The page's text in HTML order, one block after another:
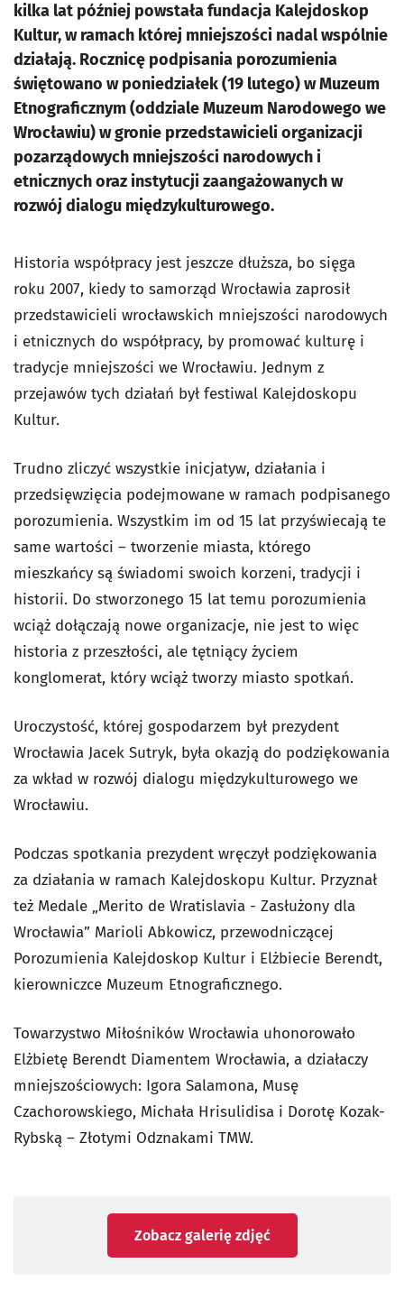
kilka lat później powstała fundacja Kalejdoskop
Kultur, w ramach której mniejszości nadal wspólnie
działają. Rocznicę podpisania porozumienia
świętowano w poniedziałek (19 lutego) w Muzeum
Etnograficznym (oddziale Muzeum Narodowego we
Wrocławiu) w gronie przedstawicieli organizacji
pozarządowych mniejszości narodowych i
etnicznych oraz instytucji zaangażowanych w
rozwój dialogu międzykulturowego.
Historia współpracy jest jeszcze dłuższa, bo sięga
roku 2007, kiedy to samorząd Wrocławia zaprosił
przedstawicieli wrocławskich mniejszości narodowych
i etnicznych do współpracy, by promować kulturę i
tradycje mniejszości we Wrocławiu. Jednym z
przejawów tych działań był festiwal Kalejdoskopu
Kultur.
Trudno zliczyć wszystkie inicjatyw, działania i
przedsięwzięcia podejmowane w ramach podpisanego
porozumienia. Wszystkim im od 15 lat przyświecają te
same wartości – tworzenie miasta, którego
mieszkańcy są świadomi swoich korzeni, tradycji i
historii. Do stworzonego 15 lat temu porozumienia
wciąż dołączają nowe organizacje, nie jest to więc
historia z przeszłości, ale tętniący życiem
konglomerat, który wciąż tworzy miasto spotkań.
Uroczystość, której gospodarzem był prezydent
Wrocławia Jacek Sutryk, była okazją do podziękowania
za wkład w rozwój dialogu międzykulturowego we
Wrocławiu.
Podczas spotkania prezydent wręczył podziękowania
za działania w ramach Kalejdoskopu Kultur. Przyznał
też Medale „Merito de Wratislavia - Zasłużony dla
Wrocławia” Marioli Abkowicz, przewodniczącej
Porozumienia Kalejdoskop Kultur i Elżbiecie Berendt,
kierowniczce Muzeum Etnograficznego.
Towarzystwo Miłośników Wrocławia uhonorowało
Elżbietę Berendt Diamentem Wrocławia, a działaczy
mniejszościowych: Igora Salamona, Musę
Czachorowskiego, Michała Hrisulidisa i Dorotę Kozak-
Rybską – Złotymi Odznakami TMW.
Zobacz galerię zdjęć